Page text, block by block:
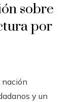
sobre
por
nación
y un